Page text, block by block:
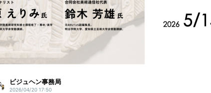
ビジュヘン事務局
2026/04/20 17:50